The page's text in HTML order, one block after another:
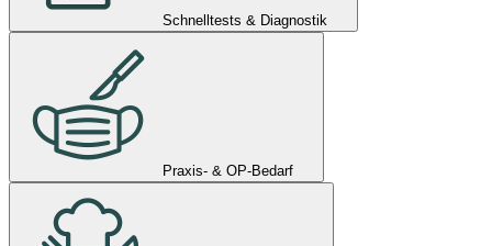
Schnelltests & Diagnostik
Praxis- & OP-Bedarf